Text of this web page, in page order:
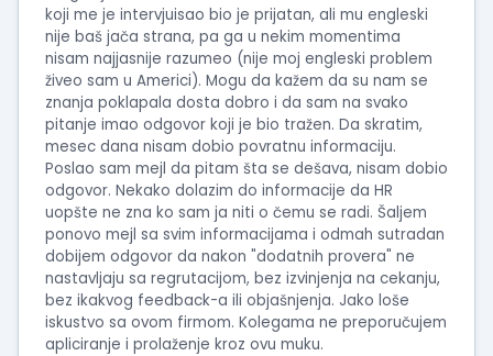
koji me je intervjuisao bio je prijatan, ali mu engleski
nije baš jača strana, pa ga u nekim momentima
nisam najjasnije razumeo (nije moj engleski problem
živeo sam u Americi). Mogu da kažem da su nam se
znanja poklapala dosta dobro i da sam na svako
pitanje imao odgovor koji je bio tražen. Da skratim,
mesec dana nisam dobio povratnu informaciju.
Poslao sam mejl da pitam šta se dešava, nisam dobio
odgovor. Nekako dolazim do informacije da HR
uopšte ne zna ko sam ja niti o čemu se radi. Šaljem
ponovo mejl sa svim informacijama i odmah sutradan
dobijem odgovor da nakon "dodatnih provera" ne
nastavljaju sa regrutacijom, bez izvinjenja na cekanju,
bez ikakvog feedback-a ili objašnjenja. Jako loše
iskustvo sa ovom firmom. Kolegama ne preporučujem
apliciranje i prolaženje kroz ovu muku.